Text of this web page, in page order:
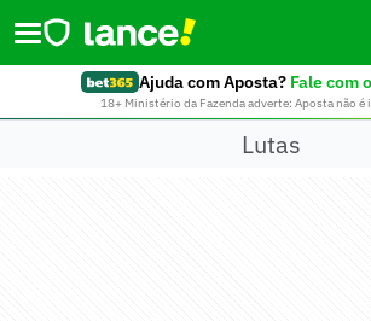
Ajuda com Aposta? Fale com
18+ Ministério da Fazenda adverte: Aposta não
Lutas